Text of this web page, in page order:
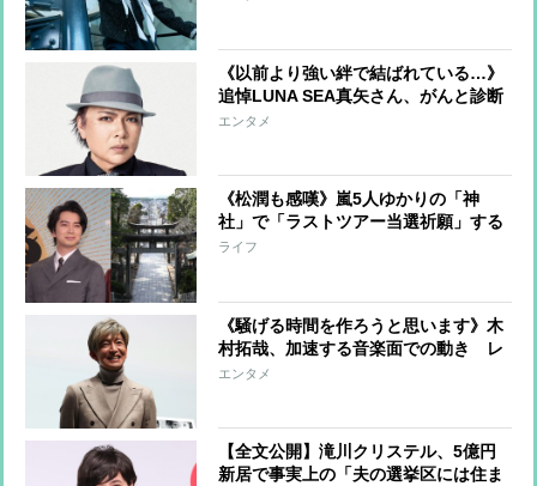
《以前より強い絆で結ばれている…》
追悼LUNA SEA真矢さん、がんと診断
された河村隆一に贈ったメッセージ
エンタメ
《松潤も感嘆》嵐5人ゆかりの「神
社」で「ラストツアー当選祈願」する
ファンたち「神席」期待する声も
ライフ
《騒げる時間を作ろうと思います》木
村拓哉、加速する音楽面での動き レ
コード会社移籍の計画、自身のレーベ
エンタメ
【全文公開】滝川クリステル、5億円
新居で事実上の「夫の選挙区には住ま